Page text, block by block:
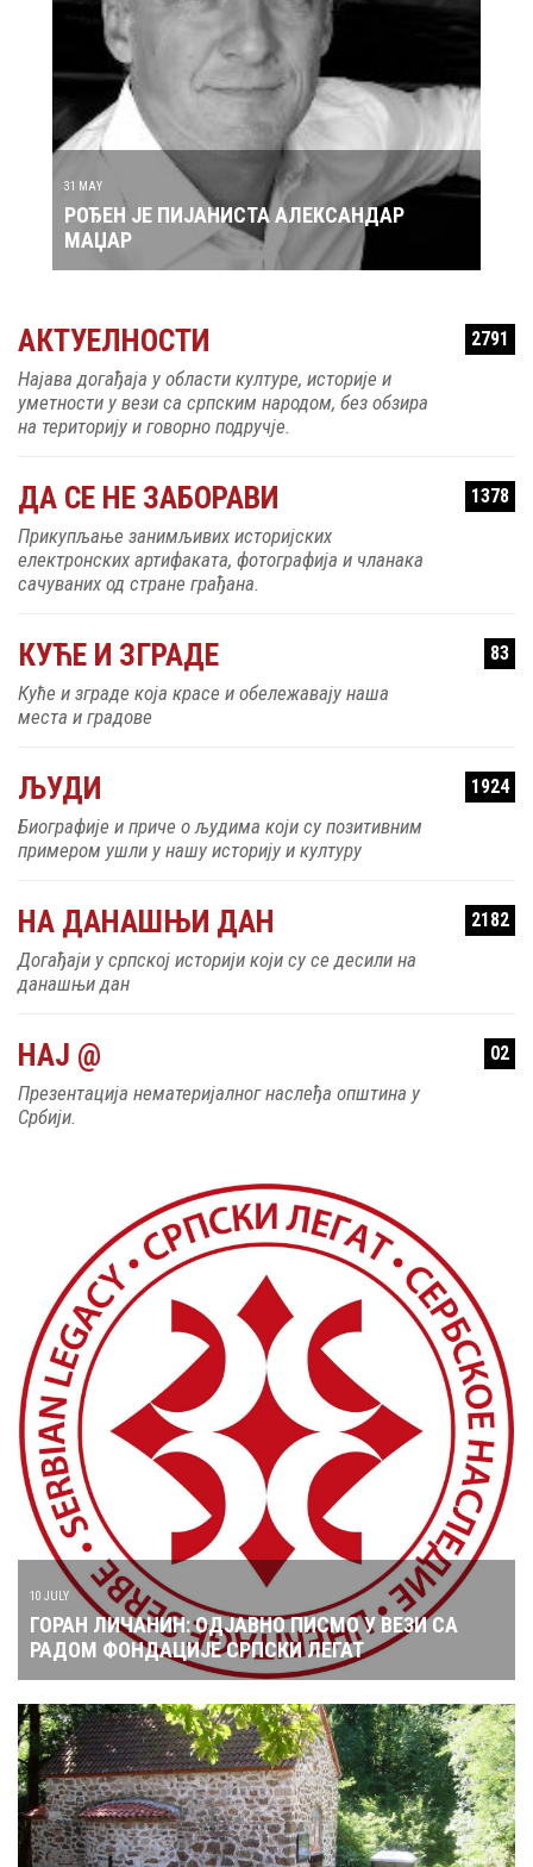
31 MAY
РОЂЕН ЈЕ ПИЈАНИСТА АЛЕКСАНДАР
МАЏАР
АКТУЕЛНОСТИ 2791
Најава догађаја у области културе, историје и
уметности у вези са српским народом, без обзира
на територију и говорно подручје.
ДА СЕ НЕ ЗАБОРАВИ 1378
Прикупљање занимљивих историјских
електронских артифаката, фотографија и чланака
сачуваних од стране грађана.
КУЋЕ И ЗГРАДЕ 83
Куће и зграде која красе и обележавају наша
места и градове
ЉУДИ 1924
Биографије и приче о људима који су позитивним
примером ушли у нашу историју и културу
НА ДАНАШЊИ ДАН 2182
Догађаји у српској историји који су се десили на
данашњи дан
НАЈ @ 02
Презентација нематеријалног наслеђа општина у
Србији.
10 JULY
ГОРАН ЛИЧАНИН: ОДЈАВНО ПИСМО У ВЕЗИ СА
РАДОМ ФОНДАЦИЈЕ СРПСКИ ЛЕГАТ